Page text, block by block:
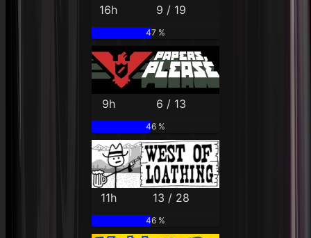
16h 9 / 19
47 %
9h 6 / 13
46 %
11h 13 / 28
46 %